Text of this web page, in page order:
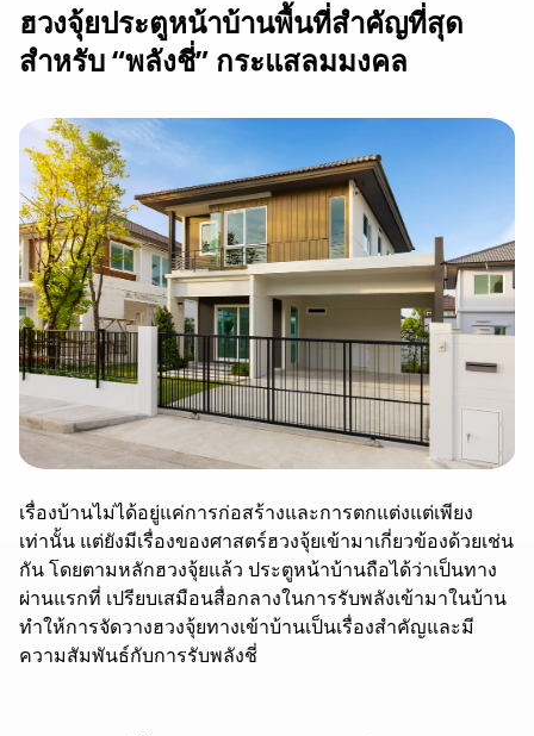
ฮวงจุ้ยประตูหน้าบ้านพื้นที่สำคัญที่สุด
สำหรับ “พลังชี่” กระแสลมมงคล
เรื่องบ้านไม่ได้อยู่แค่การก่อสร้างและการตกแต่งแต่เพียง
เท่านั้น แต่ยังมีเรื่องของศาสตร์ฮวงจุ้ยเข้ามาเกี่ยวข้องด้วยเช่น
กัน โดยตามหลักฮวงจุ้ยแล้ว ประตูหน้าบ้านถือได้ว่าเป็นทาง
ผ่านแรกที่ เปรียบเสมือนสื่อกลางในการรับพลังเข้ามาในบ้าน
ทำให้การจัดวางฮวงจุ้ยทางเข้าบ้านเป็นเรื่องสำคัญและมี
ความสัมพันธ์กับการรับพลังชี่